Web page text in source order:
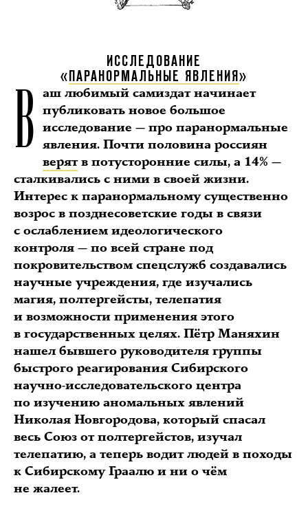
ИССЛЕДОВАНИЕ
«
ПАРАНОРМАЛЬНЫЕ ЯВЛЕНИЯ »
В аш любимый самиздат начинает
публиковать новое большое
исследование — про паранормальные
явления. Почти половина россиян
верятв потусторонние силы, а 14% —
сталкивались с ними в своей жизни.
Интерес к паранормальному существенно
возрос в позднесоветские годы в связи
с ослаблением идеологического
контроля — по всей стране под
покровительством спецслужб создавались
научные учреждения, где изучались
магия, полтергейсты, телепатия
и возможности применения этого
в государственных целях. Пётр Маняхин
нашел бывшего руководителя группы
быстрого реагирования Сибирского
научно-исследовательского центра
по изучению аномальных явлений
Николая Новгородова, который спасал
весь Союз от полтергейстов, изучал
телепатию, а теперь водит людей в походы
к Сибирскому Граалю и ни о чём
не жалеет.